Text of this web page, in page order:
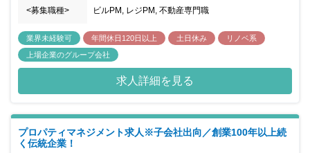
<募集職種> ビルPM, レジPM, 不動産専門職
業界未経験可 年間休日120日以上 土日休み
リノベ系
上場企業のグループ会社
求人詳細を見る
プロパティマネジメント求人※子会社出向／創業100年以上続
く伝統企業！